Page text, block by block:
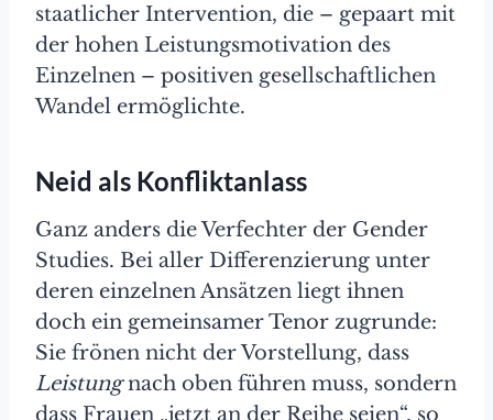
staatlicher Intervention, die – gepaart mit
der hohen Leistungsmotivation des
Einzelnen – positiven gesellschaftlichen
Wandel ermöglichte.
Neid als Konfliktanlass
Ganz anders die Verfechter der Gender
Studies. Bei aller Differenzierung unter
deren einzelnen Ansätzen liegt ihnen
doch ein gemeinsamer Tenor zugrunde:
Sie frönen nicht der Vorstellung, dass
Leistungnach oben führen muss, sondern
dass Frauen „jetzt an der Reihe seien“, so